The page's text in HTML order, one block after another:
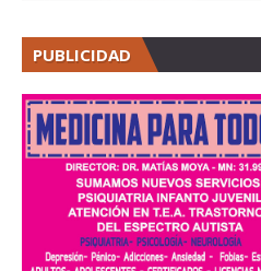
PUBLICIDAD